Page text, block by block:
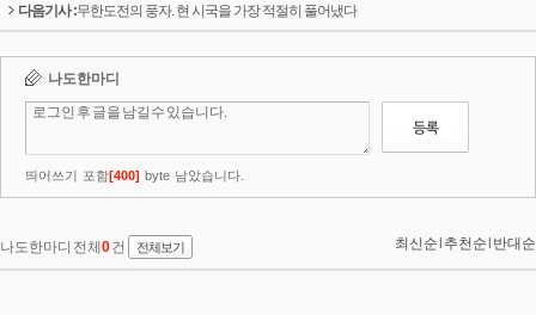
다음기사 :무한도전의 풍자. 현 시국을 가장 적절히 풀어냈다